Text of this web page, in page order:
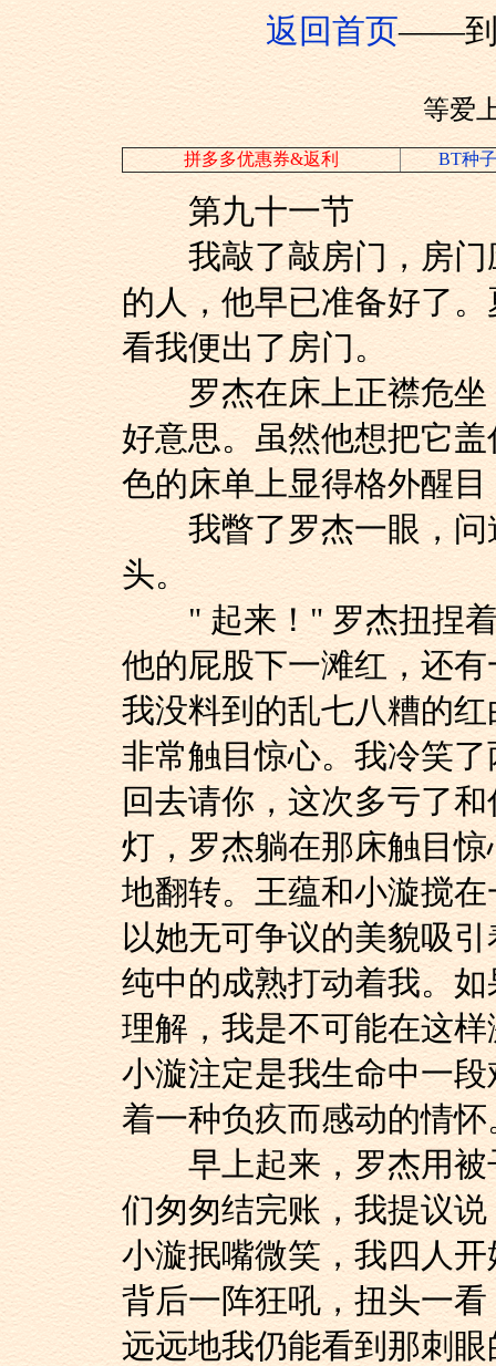
返回首页——到
等爱
拼多多优惠券&返利 BT种
第九十一节
我敲了敲房门，房门
的人，他早已准备好了
看我便出了房门。
罗杰在床上正襟危坐
好意思。虽然他想把它
色的床单上显得格外醒
我瞥了罗杰一眼，问
头。
" 起来！" 罗杰扭捏着
他的屁股下一滩红，还
我没料到的乱七八糟的
非常触目惊心。我冷笑
回去请你，这次多亏了
灯，罗杰躺在那床触目
地翻转。王蕴和小漩搅
以她无可争议的美貌吸
纯中的成熟打动着我。
理解，我是不可能在这
小漩注定是我生命中一
着一种负疚而感动的情怀
早上起来，罗杰用被
们匆匆结完账，我提议
小漩抿嘴微笑，我四人
背后一阵狂吼，扭头一
远远地我仍能看到那刺